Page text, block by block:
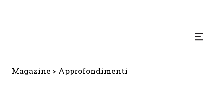
Magazine > Approfondimenti